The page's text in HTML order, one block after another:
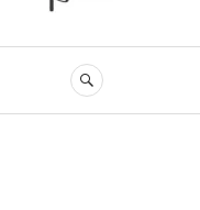
SEARCH